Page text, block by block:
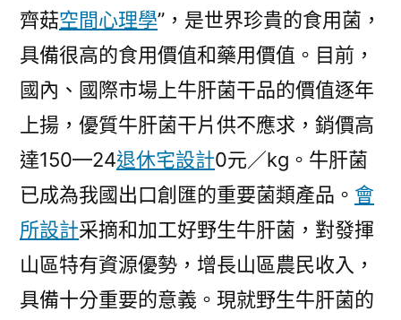
摘
與
加
工
中
國
發
展
門
戶
網
－
齊菇空間心理學”，是世界珍貴的食用菌，
具備很高的食用價值和藥用價值。目前，
國內、國際市場上牛肝菌干品的價值逐年
上揚，優質牛肝菌干片供不應求，銷價高
達150—24退休宅設計0元／kg。牛肝菌
已成為我國出口創匯的重要菌類產品。 會
所設計采摘和加工好野生牛肝菌，對發揮
山區特有資源優勢，增長山區農民收入，
具備十分重要的意義。現就野生牛肝菌的